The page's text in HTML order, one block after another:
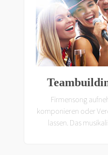
Firmensong
komponieren oder
lassen. Das